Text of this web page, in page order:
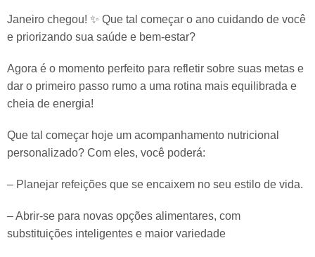
Janeiro chegou! ✨ Que tal começar o ano cuidando de você
e priorizando sua saúde e bem-estar?
Agora é o momento perfeito para refletir sobre suas metas e
dar o primeiro passo rumo a uma rotina mais equilibrada e
cheia de energia!
Que tal começar hoje um acompanhamento nutricional
personalizado? Com eles, você poderá:
– Planejar refeições que se encaixem no seu estilo de vida.
– Abrir-se para novas opções alimentares, com
substituições inteligentes e maior variedade